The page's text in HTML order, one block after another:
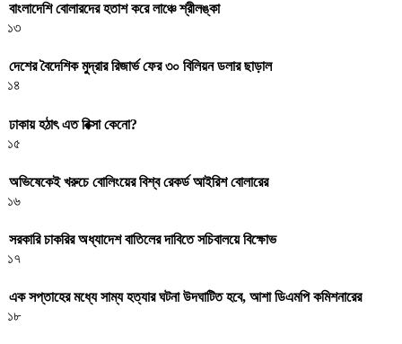
বাংলাদেশি বোলারদের হতাশ করে লাঞ্চে শ্রীলঙ্কা
১৩
দেশের বৈদেশিক মুদ্রার রিজার্ভ ফের ৩০ বিলিয়ন ডলার ছাড়াল
১৪
ঢাকায় হঠাৎ এত রিক্সা কেনো?
১৫
অভিষেকেই খরুচে বোলিংয়ের বিশ্ব রেকর্ড আইরিশ বোলারের
১৬
সরকারি চাকরির অধ্যাদেশ বাতিলের দাবিতে সচিবালয়ে বিক্ষোভ
১৭
এক সপ্তাহের মধ্যে সাম্য হত্যার ঘটনা উদঘাটিত হবে, আশা ডিএমপি কমিশনারের
১৮